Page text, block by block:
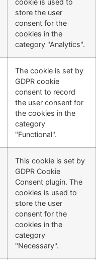
cookie is used to
store the user
consent for the
cookies in the
category "Analytics".
The cookie is set by
GDPR cookie
consent to record
the user consent for
the cookies in the
category
"Functional".
This cookie is set by
GDPR Cookie
Consent plugin. The
cookies is used to
store the user
consent for the
cookies in the
category
"Necessary".